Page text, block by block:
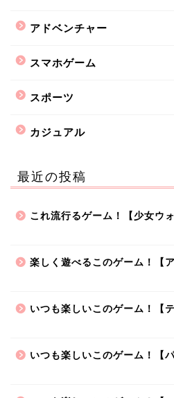
アドベンチャー
スマホゲーム
スポーツ
カジュアル
最近の投稿
これ流行るゲーム！【少女ウォ
楽しく遊べるこのゲーム！【
いつも楽しいこのゲーム！【
いつも楽しいこのゲーム！【